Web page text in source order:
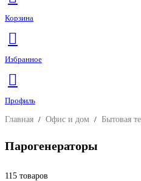
Корзина
Избранное
Профиль
Главная / Офис и дом / Бытовая
Парогенераторы
115 товаров